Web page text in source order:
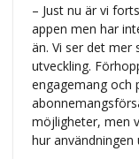
– Just nu är vi
appen men har
än. Vi ser det mer
utveckling.
engagemang och
möjligheter, men
hur användningen